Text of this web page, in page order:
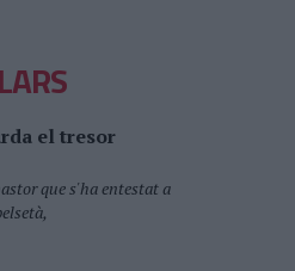
el tresor
que s'ha entestat a